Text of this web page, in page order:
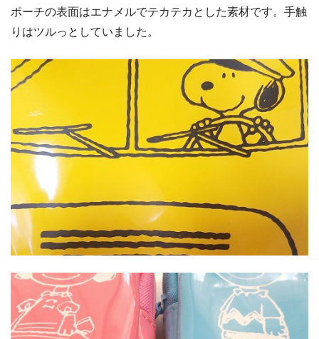
ポーチの表面はエナメルでテカテカとした素材です。手触
りはツルっとしていました。